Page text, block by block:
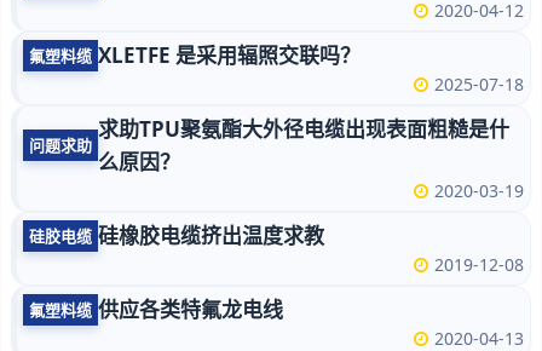
2020-04-12
氟塑料缆 XLETFE 是采用辐照交联吗？
2025-07-18
问题求助
求助TPU聚氨酯大外径电缆出现表面粗糙是什
么原因？
2020-03-19
硅胶电缆 硅橡胶电缆挤出温度求教
2019-12-08
氟塑料缆 供应各类特氟龙电线
2020-04-13